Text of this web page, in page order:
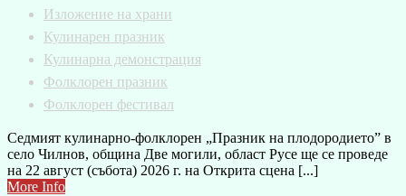
Изложение на храни
Кулинарен празник
Кулинарна демонстрация
Фолклорен празник
Фолклорен фестивал
Седмият кулинарно-фолклорен „Празник на плодородието” в
село Чилнов, община Две могили, област Русе ще се проведе
на 22 август (събота) 2026 г. на Открита сцена [...]
More Info